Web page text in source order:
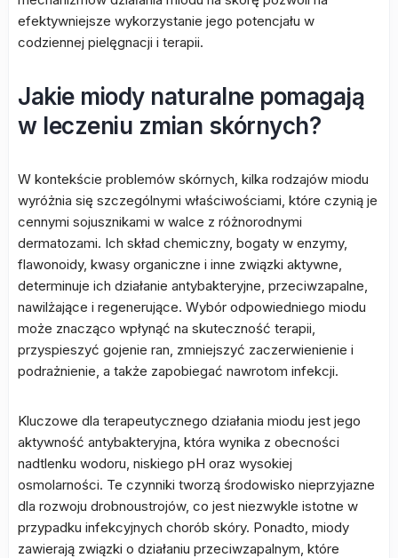
efektywniejsze wykorzystanie jego potencjału w
codziennej pielęgnacji i terapii.
Jakie miody naturalne pomagają
w leczeniu zmian skórnych?
W kontekście problemów skórnych, kilka rodzajów miodu
wyróżnia się szczególnymi właściwościami, które czynią je
cennymi sojusznikami w walce z różnorodnymi
dermatozami. Ich skład chemiczny, bogaty w enzymy,
flawonoidy, kwasy organiczne i inne związki aktywne,
determinuje ich działanie antybakteryjne, przeciwzapalne,
nawilżające i regenerujące. Wybór odpowiedniego miodu
może znacząco wpłynąć na skuteczność terapii,
przyspieszyć gojenie ran, zmniejszyć zaczerwienienie i
podrażnienie, a także zapobiegać nawrotom infekcji.
Kluczowe dla terapeutycznego działania miodu jest jego
aktywność antybakteryjna, która wynika z obecności
nadtlenku wodoru, niskiego pH oraz wysokiej
osmolarności. Te czynniki tworzą środowisko nieprzyjazne
dla rozwoju drobnoustrojów, co jest niezwykle istotne w
przypadku infekcyjnych chorób skóry. Ponadto, miody
zawierają związki o działaniu przeciwzapalnym, które